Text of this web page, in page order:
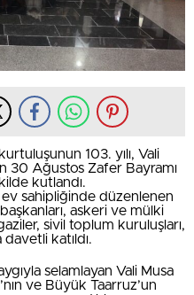
103. yılı, Vali
30 Ağustos Zafer Bayramı
kutlandı.
ev sahipliğinde düzenlenen
askeri ve mülki
sivil toplum kuruluşları,
davetli katıldı.
selamlayan Vali Musa
ve Büyük Taarruz’un